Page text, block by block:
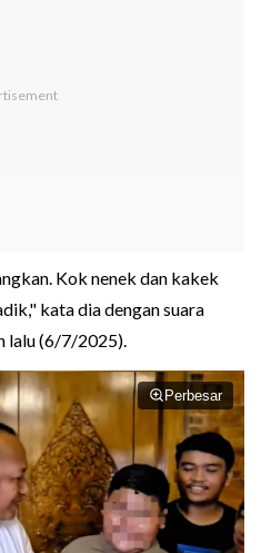
Kok nenek dan kakek
kata dia dengan suara
lalu (6/7/2025).
Perbesar